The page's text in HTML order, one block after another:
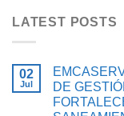
LATEST POSTS
02
Jul
DE